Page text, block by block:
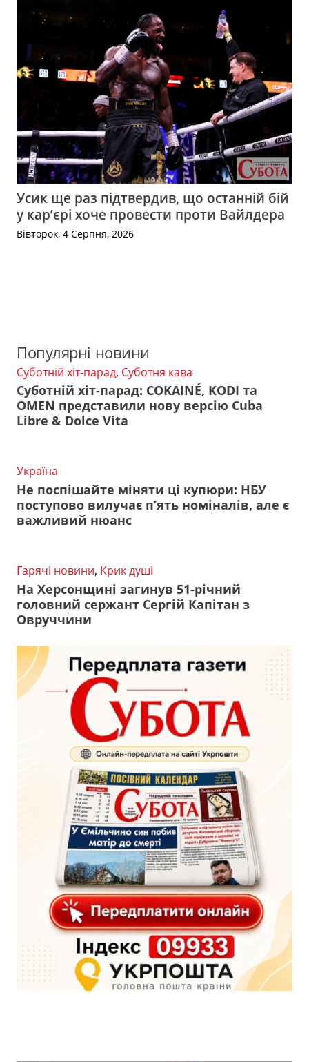
Усик ще раз підтвердив, що останній бій
у кар’єрі хоче провести проти Вайлдера
Вівторок, 4 Серпня, 2026
Популярні новини
Суботній хіт-парад, Суботня кава
Суботній хіт-парад: COKAINÉ, KODI та
OMEN представили нову версію Cuba
Libre & Dolce Vita
Україна
Не поспішайте міняти ці купюри: НБУ
поступово вилучає п’ять номіналів, але є
важливий нюанс
Гарячі новини, Крик душі
На Херсонщині загинув 51-річний
головний сержант Сергій Капітан з
Овруччини